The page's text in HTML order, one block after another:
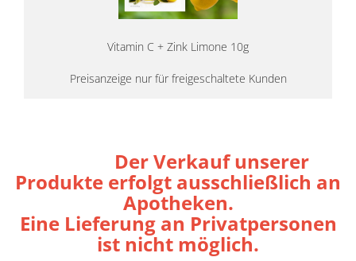
Vitamin C + Zink Limone 10g
Preisanzeige nur für freigeschaltete Kunden
Der Verkauf unserer
Produkte erfolgt ausschließlich an
Apotheken.
Eine Lieferung an Privatpersonen
ist nicht möglich.